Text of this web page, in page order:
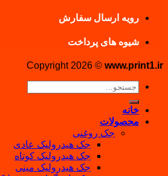
رویه ارسال سفارش
شیوه های پرداخت
Copyright 2026 © www.print1.ir
جستجو
خانه
محصولات
جک روغنی
جک هیدرولیک عادی
جک هیدرولیک کوتاه
جک هیدرولیک مینی